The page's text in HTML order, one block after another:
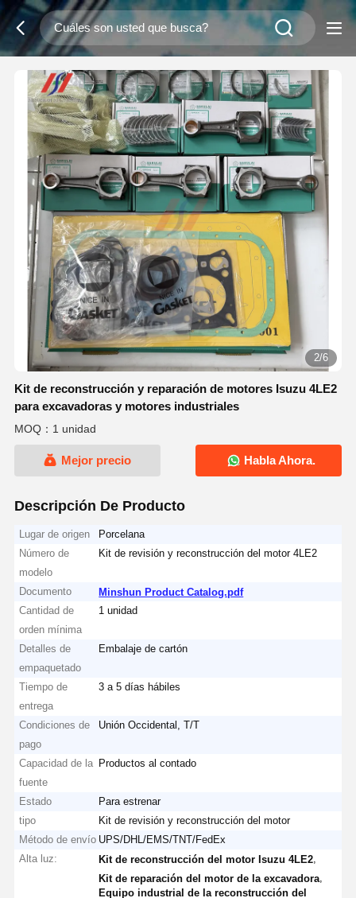
2/6
Kit de reconstrucción y reparación de motores Isuzu 4LE2
para excavadoras y motores industriales
MOQ：1 unidad
Mejor precio Habla Ahora.
Descripción De Producto
Lugar de origen
Porcelana
Número de
modelo
Kit de revisión y reconstrucción del motor 4LE2
Documento
Minshun Product Catalog.pdf
Cantidad de
orden mínima
1 unidad
Detalles de
empaquetado
Embalaje de cartón
Tiempo de
entrega
3 a 5 días hábiles
Condiciones de
pago
Unión Occidental, T/T
Capacidad de la
fuente
Productos al contado
Estado
Para estrenar
tipo
Kit de revisión y reconstrucción del motor
Método de envío UPS/DHL/EMS/TNT/FedEx
Alta luz:
Kit de reconstrucción del motor Isuzu 4LE2
Kit de reparación del motor de la excavadora
Equipo industrial de la reconstrucción del